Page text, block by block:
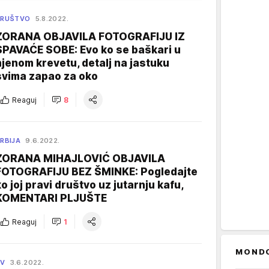
5.8.2022.
OBJAVILA FOTOGRAFIJU IZ
SOBE: Evo ko se baškari u
krevetu, detalj na jastuku
zapao za oko
Reaguj 8
9.6.2022.
MIHAJLOVIĆ OBJAVILA
BEZ ŠMINKE: Pogledajte
joj pravi društvo uz jutarnju kafu,
PLJUŠTE
Reaguj 1
3.6.2022.